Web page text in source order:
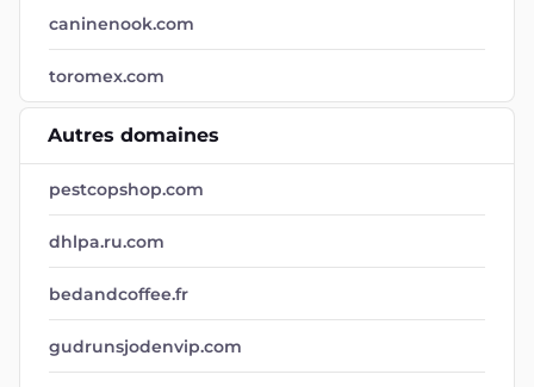
caninenook.com
toromex.com
Autres domaines
pestcopshop.com
dhlpa.ru.com
bedandcoffee.fr
gudrunsjodenvip.com